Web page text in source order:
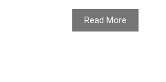
Read More